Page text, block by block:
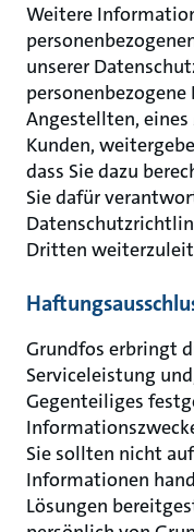
Weitere
unserer
personenbezogene
Angestellten,
Kunden,
dass Sie dazu
Sie dafür
Dritten
Grundfos erbringt
Serviceleistung
Gegenteiliges
Sie sollten nicht
Informationen
Lösungen